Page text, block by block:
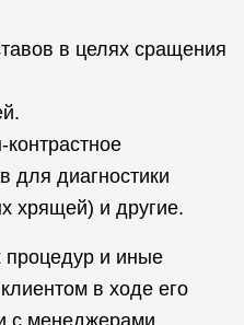
в целях сращения
для диагностики
хрящей) и другие.
процедур и иные
в ходе его
с менеджерами